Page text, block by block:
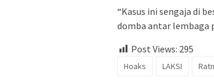
“Kasus ini sengaja di
domba antar lembaga
Post Views: 295
Hoaks LAKSI